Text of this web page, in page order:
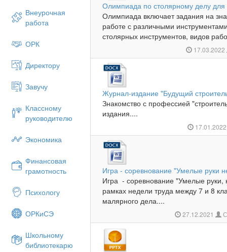
Внеурочная
работа
ОРК
Директору
Завучу
Классному
руководителю
Экономика
Финансовая
грамотность
Психологу
ОРКиСЭ
Школьному
библиотекарю
Олимпиада по столярному делу для
Олимпиада включает задания на
работе с различными
столярных инструментов, видов
17.03.2022
Журнал-издание "Будущий
Знакомство с профессией
издания....
Игра - соревнование "Умелые руки
Игра - соревнование "Умелые руки,
рамках недели труда между 7 и 8
малярного дела....
27.12.2021